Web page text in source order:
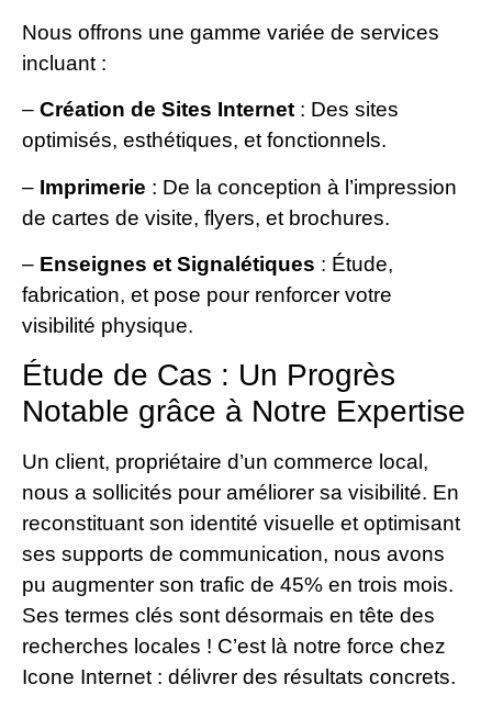
Nous offrons une gamme variée de services
incluant :
– Création de Sites Internet : Des sites
optimisés, esthétiques, et fonctionnels.
– Imprimerie : De la conception à l’impression
de cartes de visite, flyers, et brochures.
– Enseignes et Signalétiques : Étude,
fabrication, et pose pour renforcer votre
visibilité physique.
Étude de Cas : Un Progrès
Notable grâce à Notre Expertise
Un client, propriétaire d’un commerce local,
nous a sollicités pour améliorer sa visibilité. En
reconstituant son identité visuelle et optimisant
ses supports de communication, nous avons
pu augmenter son trafic de 45% en trois mois.
Ses termes clés sont désormais en tête des
recherches locales ! C’est là notre force chez
Icone Internet : délivrer des résultats concrets.